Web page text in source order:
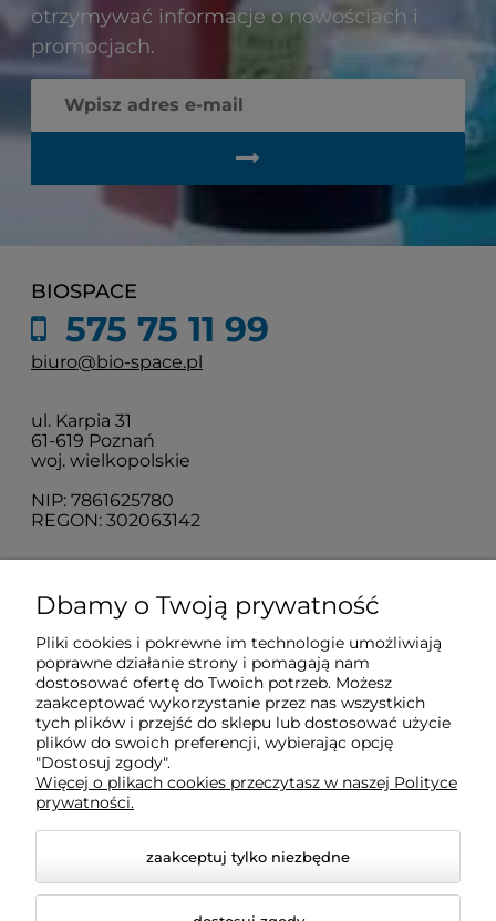
otrzymywać informacje o nowościach i
promocjach.
BIOSPACE
575 75 11 99
biuro@bio-space.pl
ul. Karpia 31
61-619 Poznań
woj. wielkopolskie
NIP: 7861625780
REGON: 302063142
O nas
Obsługa klienta
Pomoc
Moje konto
Dbamy o Twoją prywatność
Pliki cookies i pokrewne im technologie umożliwiają
poprawne działanie strony i pomagają nam
dostosować ofertę do Twoich potrzeb. Możesz
zaakceptować wykorzystanie przez nas wszystkich
tych plików i przejść do sklepu lub dostosować użycie
plików do swoich preferencji, wybierając opcję
"Dostosuj zgody".
Więcej o plikach cookies przeczytasz w naszej Polityce
prywatności.
zaakceptuj tylko niezbędne